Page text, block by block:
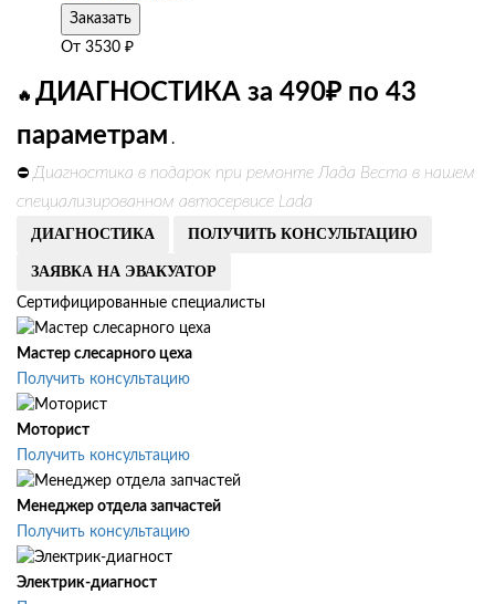
Заказать
От 3530 ₽
🔥 ДИАГНОСТИКА за 490₽ по 43
параметрам .
⛔ Диагностика в подарок при ремонте Лада Веста в нашем
специализированном автосервисе Lada
ДИАГНОСТИКА ПОЛУЧИТЬ КОНСУЛЬТАЦИЮ
ЗАЯВКА НА ЭВАКУАТОР
Сертифицированные специалисты
Мастер слесарного цеха
Получить консультацию
Моторист
Получить консультацию
Менеджер отдела запчастей
Получить консультацию
Электрик-диагност